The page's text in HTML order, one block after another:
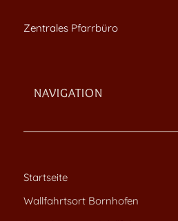
Zentrales Pfarrbüro
NAVIGATION
Startseite
Wallfahrtsort Bornhofen